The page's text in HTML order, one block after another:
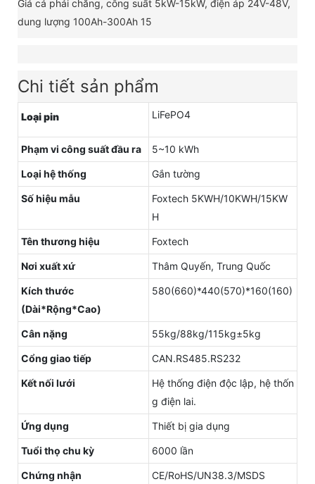
Chi tiết sản phẩm
Loại pin LiFePO4
Phạm vi công suất đầu ra 5~10 kWh
Loại hệ thống Gắn tường
Số hiệu mẫu
Foxtech 5KWH/10KWH/15KW
H
Tên thương hiệu Foxtech
Nơi xuất xứ Thâm Quyến, Trung Quốc
Kích thước
(Dài*Rộng*Cao)
580(660)*440(570)*160(160)
Cân nặng 55kg/88kg/115kg±5kg
Cổng giao tiếp CAN.RS485.RS232
Kết nối lưới
Hệ thống điện độc lập, hệ thốn
g điện lai.
Ứng dụng Thiết bị gia dụng
Tuổi thọ chu kỳ 6000 lần
Chứng nhận CE/RoHS/UN38.3/MSDS